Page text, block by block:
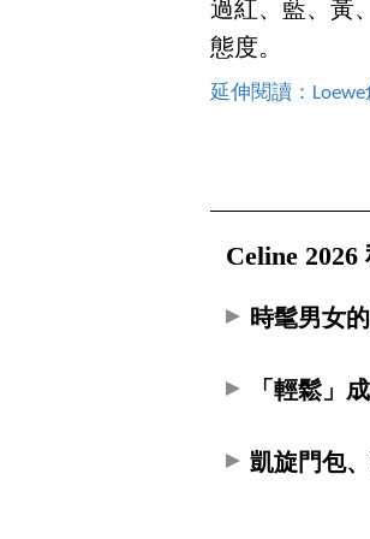
過紅、藍、黃
態度。
延伸閱讀：
Celine 2026
時髦男女
「輕鬆」
凱旋門包